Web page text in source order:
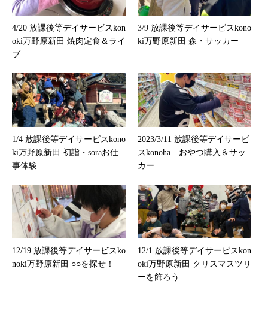
4/20 放課後等デイサービスkon
oki万野原新田 焼肉定食＆ライ
ブ
3/9 放課後等デイサービスkono
ki万野原新田 森・サッカー
1/4 放課後等デイサービスkono
ki万野原新田 初詣・soraお仕
事体験
2023/3/11 放課後等デイサービ
スkonoha おやつ購入＆サッ
カー
12/19 放課後等デイサービスko
noki万野原新田 ○○を探せ！
12/1 放課後等デイサービスkon
oki万野原新田 クリスマスツリ
ーを飾ろう